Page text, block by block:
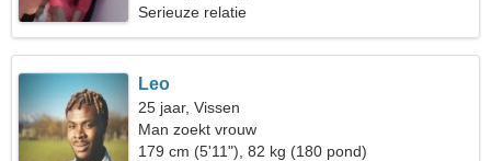
Serieuze relatie
Leo
25 jaar, Vissen
Man zoekt vrouw
179 cm (5'11"), 82 kg (180 pond)